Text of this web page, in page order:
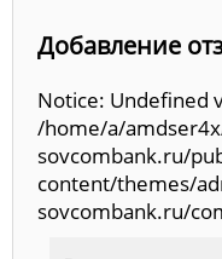
Добавление
Notice: Undefined
/home/a/
sovcombank.ru/
content/themes/
sovcombank.ru/